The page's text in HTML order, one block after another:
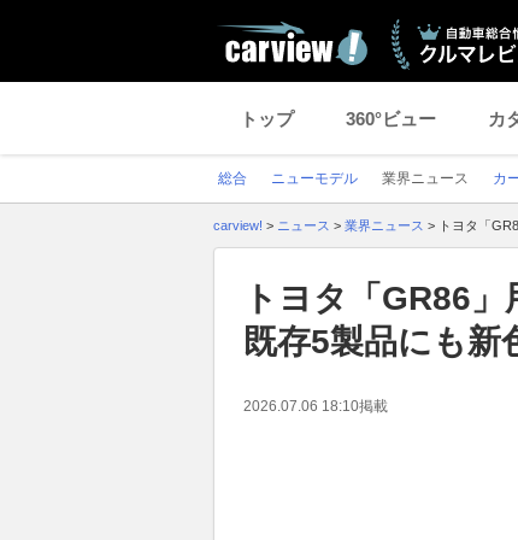
トップ 360°ビュー カ
総合 ニューモデル 業界ニュース カ
carview! > ニュース > 業界ニュース > トヨタ「
トヨタ「GR86
既存5製品にも新
2026.07.06 18:10掲載